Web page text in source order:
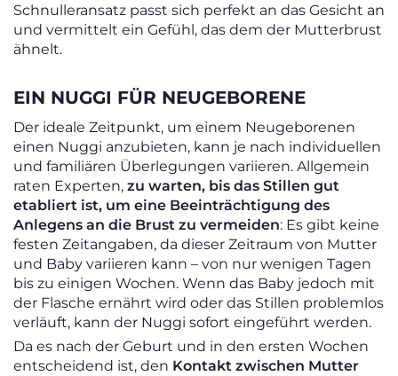
Schnulleransatz passt sich perfekt an das Gesicht an
und vermittelt ein Gefühl, das dem der Mutterbrust
ähnelt.
EIN NUGGI FÜR NEUGEBORENE
Der ideale Zeitpunkt, um einem Neugeborenen
einen Nuggi anzubieten, kann je nach individuellen
und familiären Überlegungen variieren. Allgemein
raten Experten, zu warten, bis das Stillen gut
etabliert ist, um eine Beeinträchtigung des
Anlegens an die Brust zu vermeiden: Es gibt keine
festen Zeitangaben, da dieser Zeitraum von Mutter
und Baby variieren kann – von nur wenigen Tagen
bis zu einigen Wochen. Wenn das Baby jedoch mit
der Flasche ernährt wird oder das Stillen problemlos
verläuft, kann der Nuggi sofort eingeführt werden.
Da es nach der Geburt und in den ersten Wochen
entscheidend ist, den Kontakt zwischen Mutter